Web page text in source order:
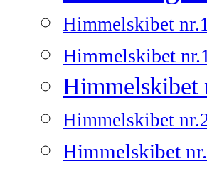
Himmelskibet
Himmelskibet
Himmelskibet
Himmelskibet
Himmelskibet